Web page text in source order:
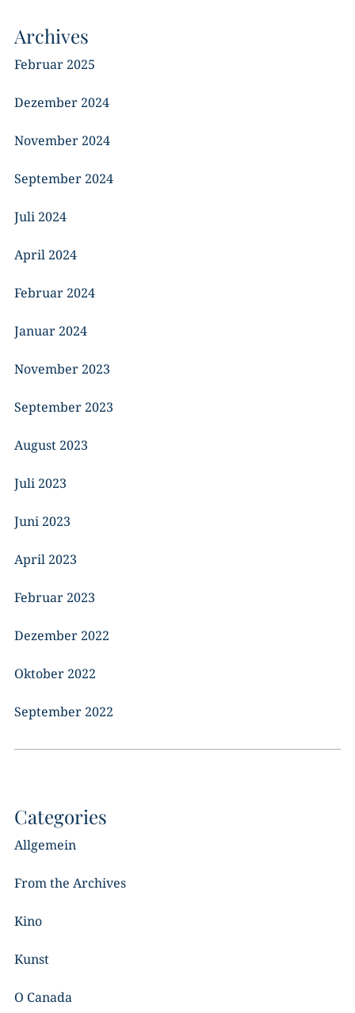
Archives
Februar 2025
Dezember 2024
November 2024
September 2024
Juli 2024
April 2024
Februar 2024
Januar 2024
November 2023
September 2023
August 2023
Juli 2023
Juni 2023
April 2023
Februar 2023
Dezember 2022
Oktober 2022
September 2022
Categories
Allgemein
From the Archives
Kino
Kunst
O Canada